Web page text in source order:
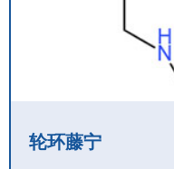
轮环藤宁